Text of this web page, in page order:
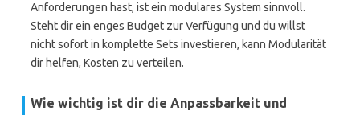
Anforderungen hast, ist ein modulares System sinnvoll.
Steht dir ein enges Budget zur Verfügung und du willst
nicht sofort in komplette Sets investieren, kann Modularität
dir helfen, Kosten zu verteilen.
Wie wichtig ist dir die Anpassbarkeit und